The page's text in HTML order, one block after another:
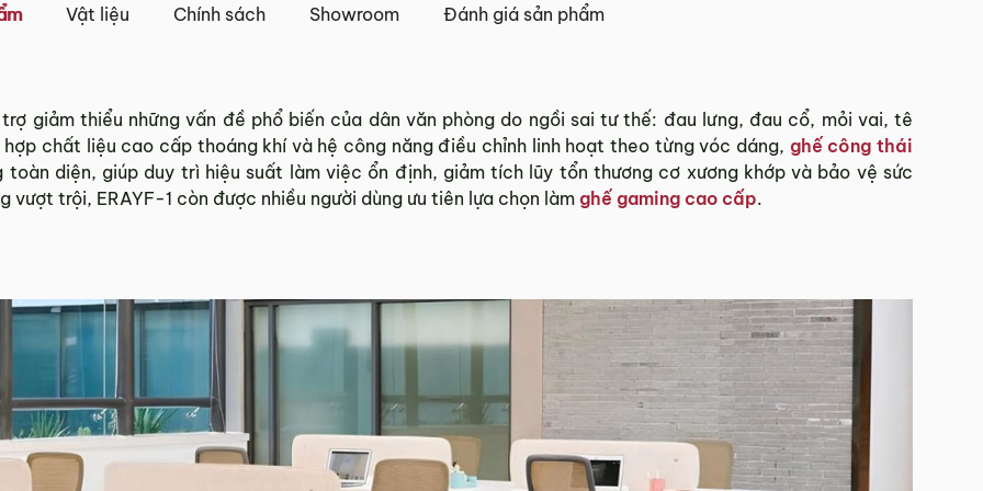
Vật liệu Chính sách Showroom Đánh giá sản phẩm
giảm thiểu những vấn đề phổ biến của dân văn phòng do ngồi sai tư thế: đau lưng, đau cổ, mỏi vai, tê
chất liệu cao cấp thoáng khí và hệ công năng điều chỉnh linh hoạt theo từng vóc dáng, ghế công thái
toàn diện, giúp duy trì hiệu suất làm việc ổn định, giảm tích lũy tổn thương cơ xương khớp và bảo vệ sức
vượt trội, ERAYF-1 còn được nhiều người dùng ưu tiên lựa chọn làm ghế gaming cao cấp.
khác nhau.
tất cả các quận nội thành Hà Nội, Đà Nẵng và TP. Hồ Chí Minh.
thành sẽ tính phí, tùy khu vực nhân viên kinh doanh sẽ báo phí giao hàng cụ thể.
với khách hàng trước khi tiến hành thanh toán đơn hàng và giao hàng.
phát sinh hoặc góp ý nào vui lòng liên hệ Hotline
0942 902 468 để nhận được sự hỗ trợ nhanh nhất.
3 ngày kể từ ngày nhận hàng.